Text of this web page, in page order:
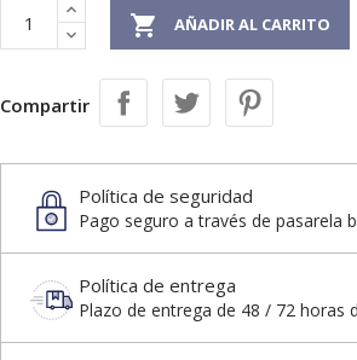
 AÑADIR AL CARRITO
Compartir
Política de seguridad
Pago seguro a través de pasarela
Política de entrega
Plazo de entrega de 48 / 72 horas